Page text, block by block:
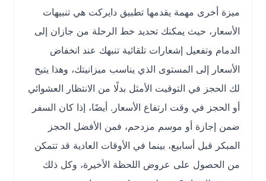
ميزة أخرى مهمة يقدمها تطبيق دايركت هي تنبيهات
الأسعار، حيث يمكنك تحديد خط الرحلة من جازان إلى
الدمام وتفعيل إشعارات تلقائية تنبهك عند انخفاض
الأسعار إلى المستوى الذي يناسب ميزانيتك، وهذا يتيح
لك الحجز في التوقيت الأمثل بدلًا من الانتظار العشوائي
أو الحجز في وقت ارتفاع الأسعار. أيضًا، إذا كان السفر
ضمن إجازة أو موسم مزدحم، فمن الأفضل الحجز
المبكر قبل أسابيع، بينما في الأوقات العادية قد تتمكن
من الحصول على عروض اللحظة الأخيرة، وكل ذلك